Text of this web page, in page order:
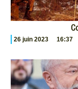
26 juin 2023 16:37